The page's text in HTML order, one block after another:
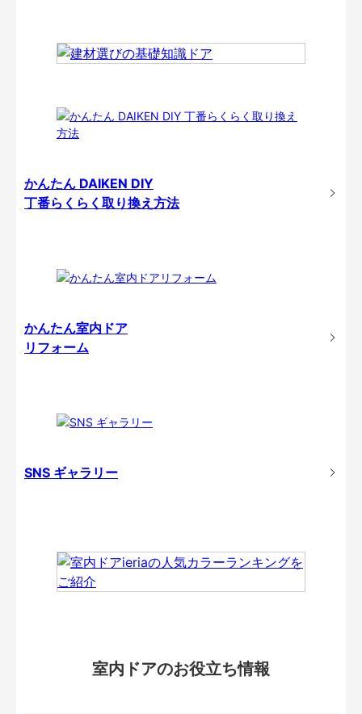
かんたん DAIKEN DIY
丁番らくらく取り換え方法
かんたん室内ドア
リフォーム
SNS ギャラリー
室内ドアのお役立ち情報